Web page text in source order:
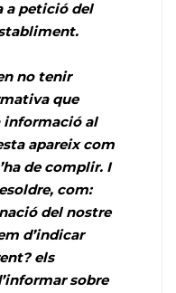
a petició del
no tenir
que
informació al
apareix com
de complir. I
com:
del nostre
d’indicar
els
sobre